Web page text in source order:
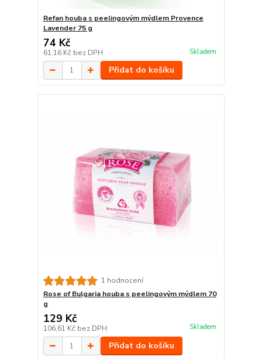
Refan houba s peelingovým mýdlem Provence
Lavender 75 g
74 Kč
61,16 Kč bez DPH Skladem
Přidat do košíku
1 hodnocení
Rose of Bulgaria houba s peelingovým mýdlem 70
g
129 Kč
106,61 Kč bez DPH Skladem
Přidat do košíku